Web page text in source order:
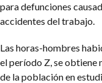
para defunciones
accidentes del trabajo.
Las horas-hombres
el período Z, se obtiene
de la población en